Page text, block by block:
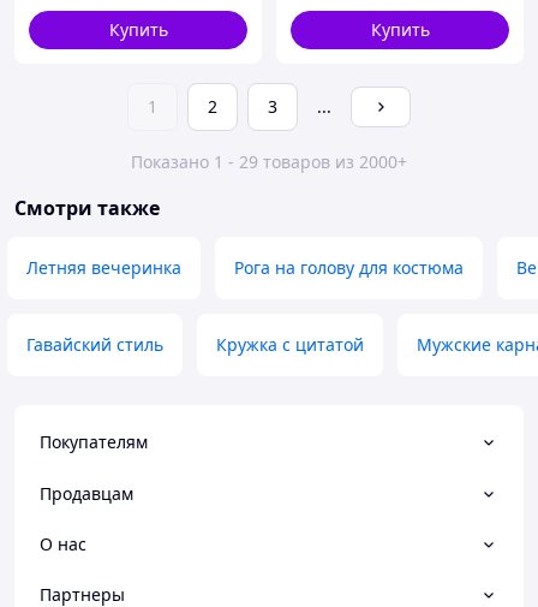
Купить Купить
1 2 3 ...
Показано 1 - 29 товаров из 2000+
Смотри также
Летняя вечеринка Рога на голову для костюма
Гавайский стиль Кружка с цитатой Мужские
Покупателям
Продавцам
О нас
Партнеры